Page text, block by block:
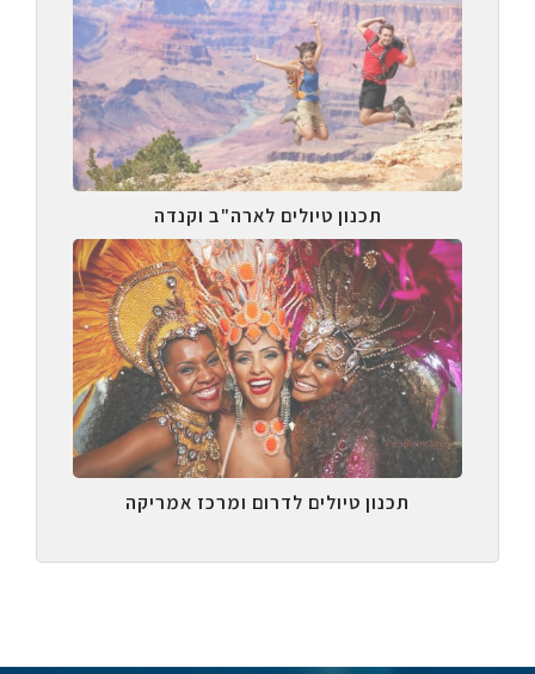
תכנון טיולים לארה"ב וקנדה
תכנון טיולים לדרום ומרכז אמריקה